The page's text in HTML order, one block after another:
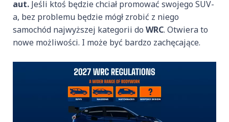
aut. Jeśli ktoś będzie chciał promować swojego SUV-
a, bez problemu będzie mógł zrobić z niego
samochód najwyższej kategorii do WRC. Otwiera to
nowe możliwości. I może być bardzo zachęcające.